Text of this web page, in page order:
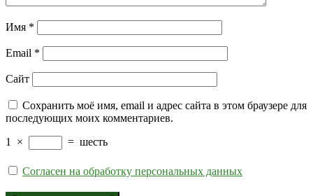
Имя *
Email *
Сайт
Сохранить моё имя, email и адрес сайта в этом браузере для
последующих моих комментариев.
1 × = шесть
Согласен на обработку персональных данных